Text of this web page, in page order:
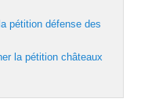
pétition défense des
la pétition châteaux